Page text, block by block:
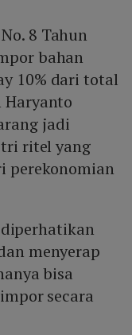
8 Tahun
bahan
10% dari total
jadi
ritel yang
perekonomian
menyerap
bisa
secara